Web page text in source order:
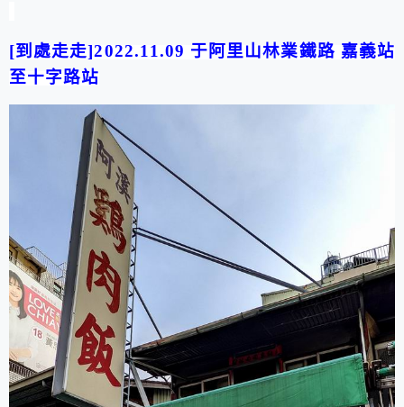
[到處走走]2022.11.09 于阿里山林業鐵路 嘉義站
至十字路站